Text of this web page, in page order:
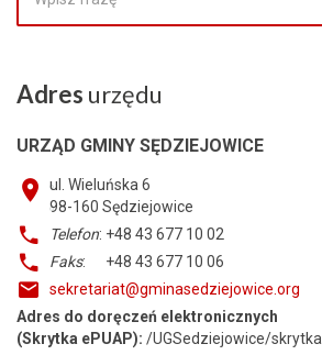
Adres urzędu
URZĄD GMINY SĘDZIEJOWICE
ul. Wieluńska 6
98-160 Sędziejowice
Telefon: +48 43 677 10 02
Faks: +48 43 677 10 06
sekretariat@gminasedziejowice.org
Adres do doręczeń elektronicznych
(Skrytka ePUAP): /UGSedziejowice/skrytka